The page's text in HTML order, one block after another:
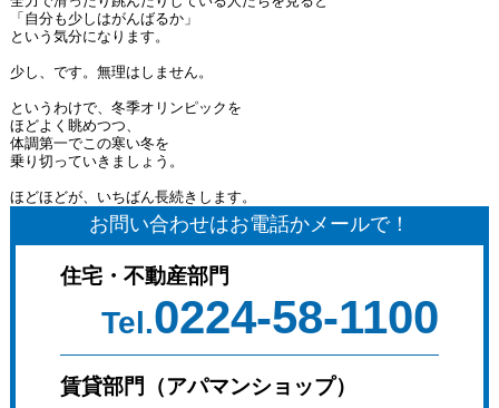
「自分も少しはがんばるか」
という気分になります。
少し、です。無理はしません。
というわけで、冬季オリンピックを
ほどよく眺めつつ、
体調第一でこの寒い冬を
乗り切っていきましょう。
ほどほどが、いちばん長続きします。
お問い合わせはお電話かメールで！
住宅・不動産部門
Tel.0224-58-1100
賃貸部門（アパマンショップ）